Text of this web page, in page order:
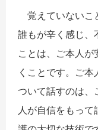
覚えていないこ
誰もが辛く感じ、
ことは、ご本人
くことです。ご
ついて話すのは、
人が自信をもっ